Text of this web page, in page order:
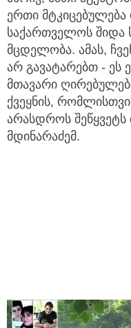
ერთი მტკიცებულება
საქართველოს შიდა
მცდელობა. ამას,
არ გავატარებთ - ეს
მთავარი
ქვეყნის,
არასდროს
მდინარაძემ.